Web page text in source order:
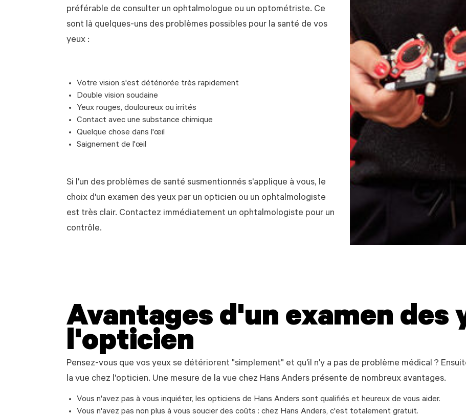
préférable de consulter un ophtalmologue ou un optométriste. Ce
sont là quelques-uns des problèmes possibles pour la santé de vos
yeux :
Votre vision s'est détériorée très rapidement
Double vision soudaine
Yeux rouges, douloureux ou irrités
Contact avec une substance chimique
Quelque chose dans l'œil
Saignement de l'œil
Si l'un des problèmes de santé susmentionnés s'applique à vous, le
choix d'un examen des yeux par un opticien ou un ophtalmologiste
est très clair. Contactez immédiatement un ophtalmologiste pour un
contrôle.
Avantages d'un examen des
l'opticien
Pensez-vous que vos yeux se détériorent "simplement" et qu'il n'y a pas de problème médical ?
la vue chez l'opticien. Une mesure de la vue chez Hans Anders présente de nombreux avantages.
Vous n'avez pas à vous inquiéter, les opticiens de Hans Anders sont qualifiés et heureux de vous aider.
Vous n'avez pas non plus à vous soucier des coûts : chez Hans Anders, c'est totalement gratuit.